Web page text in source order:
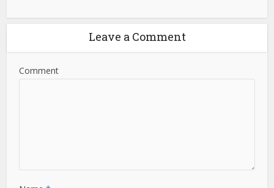
Leave a Comment
Comment